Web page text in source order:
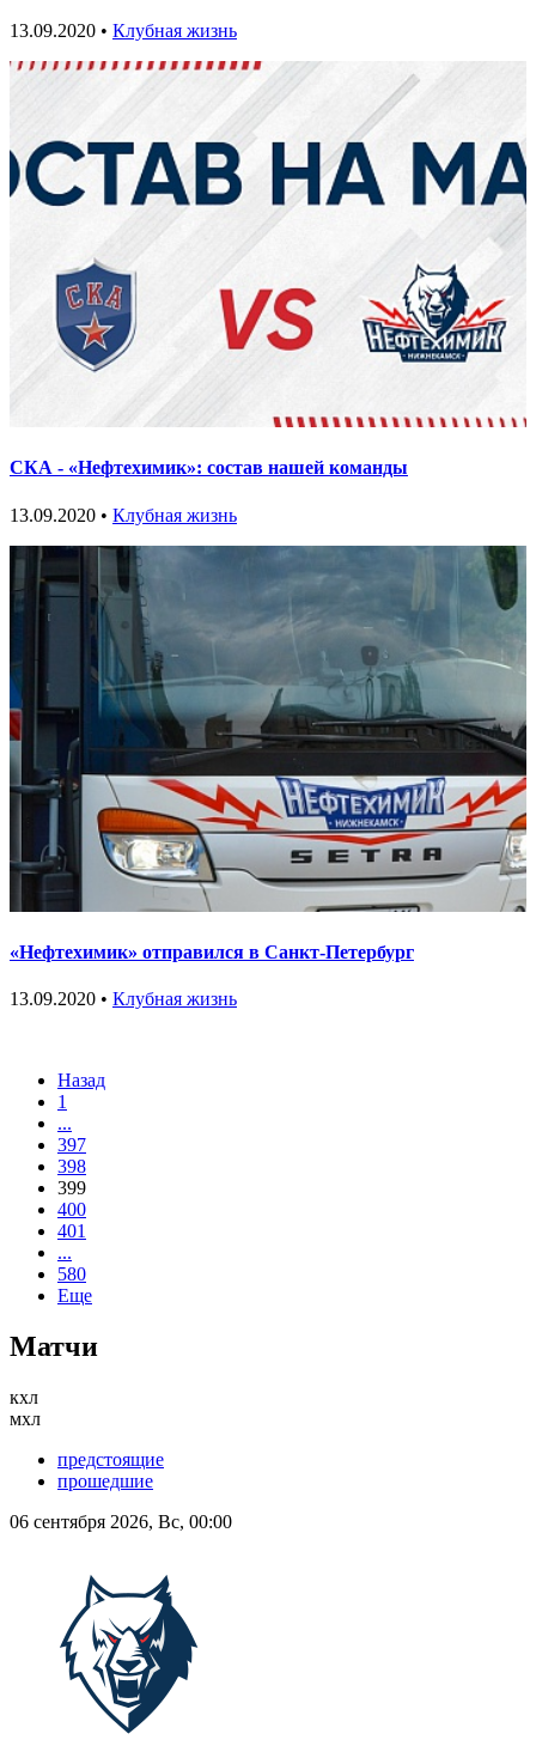
13.09.2020 • Клубная жизнь
СКА - «Нефтехимик»: состав нашей команды
13.09.2020 • Клубная жизнь
«Нефтехимик» отправился в Санкт-Петербург
13.09.2020 • Клубная жизнь
Назад
1
...
397
398
399
400
401
...
580
Еще
Матчи
кхл
мхл
предстоящие
прошедшие
06 сентября 2026, Вс, 00:00